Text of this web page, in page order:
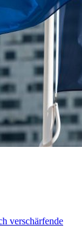
verschärfende